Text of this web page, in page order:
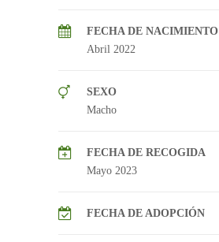
FECHA DE NACIMIENTO
Abril 2022
SEXO
Macho
FECHA DE RECOGIDA
Mayo 2023
FECHA DE ADOPCIÓN